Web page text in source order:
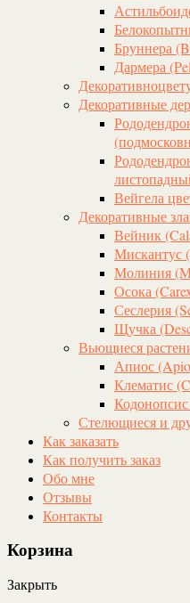
Бруннера
Дармера
Декоративные
Вейгела
Декоративные
Вейник
Мискантус
Молиния
Осока
Сеслерия
Щучка
Вьющиеся
Апиос
Клематис
Стелющиеся и
Как заказать
Как получить заказ
Обо мне
Отзывы
Контакты
Корзина
Закрыть